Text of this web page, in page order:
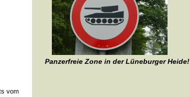
vom
Panzerfreie Zone in der Lüneburger Heide!